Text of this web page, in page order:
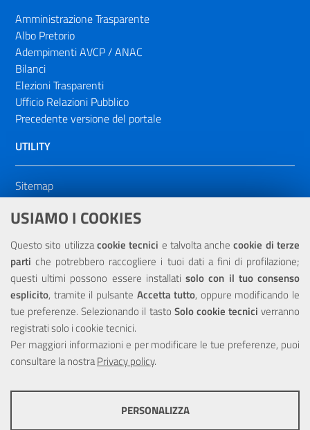
USIAMO I COOKIES
Questo sito utilizzacookie tecnici e talvolta anchecookie di terze
parti che potrebbero raccogliere i tuoi dati a fini di profilazione;
questi ultimi possono essere installatisolo con il tuo consenso
esplicito, tramite il pulsante Accetta tutto, oppure modificando le
tue preferenze. Selezionando il tasto Solo cookie tecnici verranno
registrati solo i cookie tecnici.
Per maggiori informazioni e per modificare le tue preferenze, puoi
consultare la nostraPrivacy policy.
PERSONALIZZA
Amministrazione Trasparente
Albo Pretorio
Adempimenti AVCP / ANAC
Bilanci
Elezioni Trasparenti
Ufficio Relazioni Pubblico
Precedente versione del portale
UTILITY
Sitemap
Dichiarazione di accessibilità
NOTE LEGALI
Privacy
Portale realizzato con la partecipazione finanziaria dell'Unione
Europea tramite i fondi del POR Sicilia 2000/2006 Misura 6.05 -